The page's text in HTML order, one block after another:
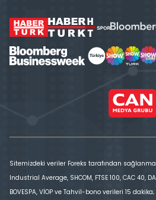
Sitemizdeki veriler Foreks tarafından
Industrial Average, SHCOM, FTSE 100, CAC 40,
BOVESPA, VİOP ve Tahvil-bono verileri 15 dakika;